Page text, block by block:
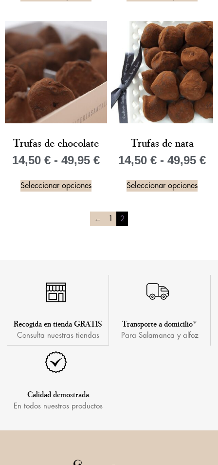
Trufas de chocolate
14,50 € - 49,95 €
Seleccionar opciones
Trufas de nata
14,50 € - 49,95 €
Seleccionar opciones
← 1 2
Recogida en tienda GRATIS
Consulta nuestras tiendas
Transporte a domicilio*
Para Salamanca y alfoz
Calidad demostrada
En todos nuestros productos